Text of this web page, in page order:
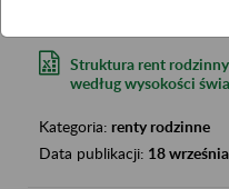
Struktura rent
według wysokości
Kategoria: renty rodzinne
Data publikacji: 18